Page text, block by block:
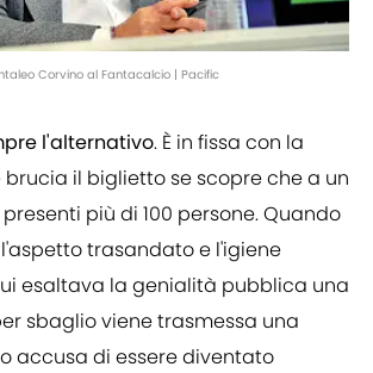
Corvino al Fantacalcio | Pacific
l'alternativo. È in fissa con la
il biglietto se scopre che a un
più di 100 persone. Quando
trasandato e l'igiene
esaltava la genialità pubblica una
sbaglio viene trasmessa una
accusa di essere diventato